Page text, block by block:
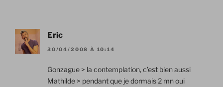
Eric
30/04/2008 À 10:14
Gonzague > la contemplation, c’est bien aussi
Mathilde > pendant que je dormais 2 mn oui